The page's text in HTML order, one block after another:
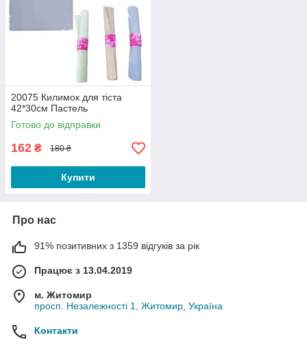
20075 Килимок для тіста
42*30см Пастель
Готово до відправки
162 ₴ 180 ₴
Купити
Про нас
91% позитивних з 1359 відгуків за рік
Працює з 13.04.2019
м. Житомир
просп. Незалежності 1, Житомир, Україна
Контакти